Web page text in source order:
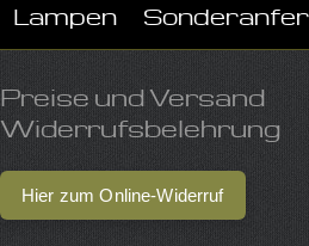
Lampen
Preise und Versand
Widerrufsbelehrung
Hier zum Online-Widerruf